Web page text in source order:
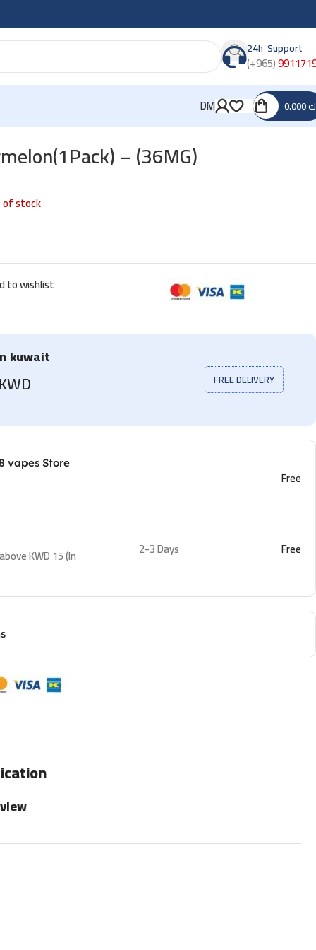
24h Support
(+965)
DM
– (36MG)
stock
to wishlist
kuwait
FREE DELIVERY
vapes Store
Free
KWD 15 (In
2-3 Days Free